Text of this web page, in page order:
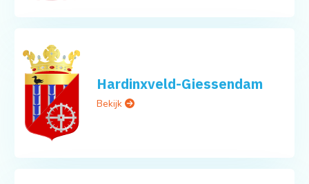
Hardinxveld-Giessendam
Bekijk